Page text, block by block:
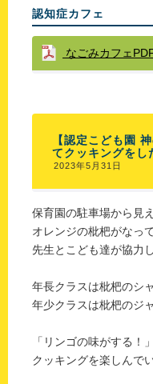
認知症カフェ
なごみカフェ
【認定こども園
てクッキングをし
2023年5月31日
保育園の駐車場から見
オレンジの枇杷がなっ
先生とこども達が協力
年長クラスは枇杷のシ
年少クラスは枇杷のジ
「リンゴの味がする！
クッキングを楽しんで